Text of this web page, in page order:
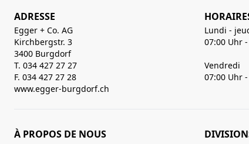
ADRESSE
Egger + Co. AG
Kirchbergstr. 3
3400 Burgdorf
T. 034 427 27 27
F. 034 427 27 28
www.egger-burgdorf.ch
Lundi -
07:00 Uhr
Vendredi
07:00 Uhr
À PROPOS DE NOUS